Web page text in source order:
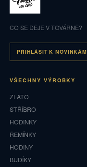
CO SE DĚJE V TOVÁRNĚ?
PŘIHLÁSIT K NOVINKÁM
VŠECHNY VÝROBKY
ZLATO
STŘÍBRO
HODINKY
ŘEMÍNKY
HODINY
BUDÍKY